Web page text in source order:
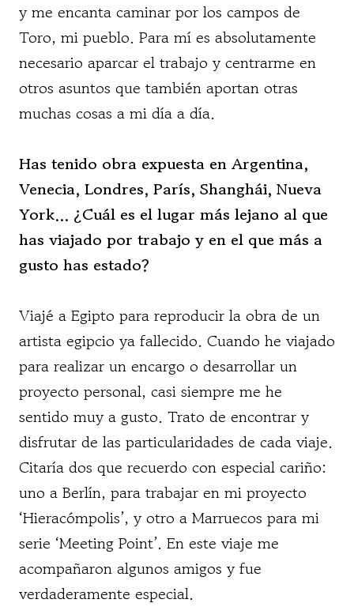
y me encanta caminar por los campos de
Toro, mi pueblo. Para mí es absolutamente
necesario aparcar el trabajo y centrarme en
otros asuntos que también aportan otras
muchas cosas a mi día a día.
Has tenido obra expuesta en Argentina,
Venecia, Londres, París, Shanghái, Nueva
York… ¿Cuál es el lugar más lejano al que
has viajado por trabajo y en el que más a
gusto has estado?
Viajé a Egipto para reproducir la obra de un
artista egipcio ya fallecido. Cuando he viajado
para realizar un encargo o desarrollar un
proyecto personal, casi siempre me he
sentido muy a gusto. Trato de encontrar y
disfrutar de las particularidades de cada viaje.
Citaría dos que recuerdo con especial cariño:
uno a Berlín, para trabajar en mi proyecto
‘Hieracómpolis’, y otro a Marruecos para mi
serie ‘Meeting Point’. En este viaje me
acompañaron algunos amigos y fue
verdaderamente especial.